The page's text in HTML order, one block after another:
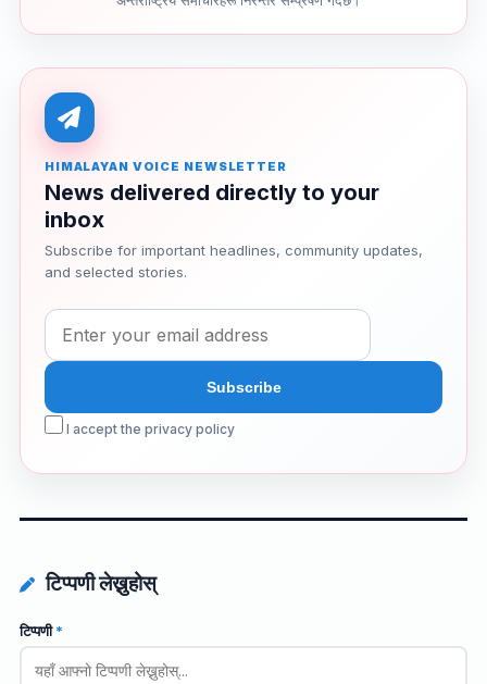
HIMALAYAN VOICE NEWSLETTER
News delivered directly to your
inbox
Subscribe for important headlines, community updates,
and selected stories.
I accept the privacy policy
टिप्पणी लेख्नुहोस्
टिप्पणी*